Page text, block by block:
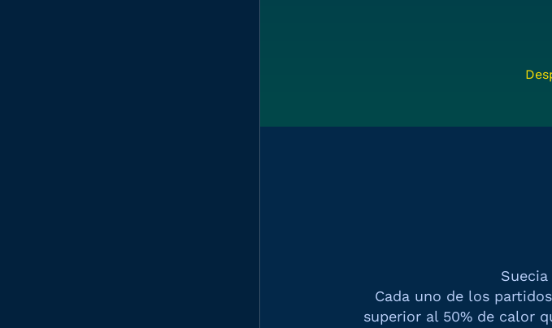
Cada uno de los
superior al 50% de calor